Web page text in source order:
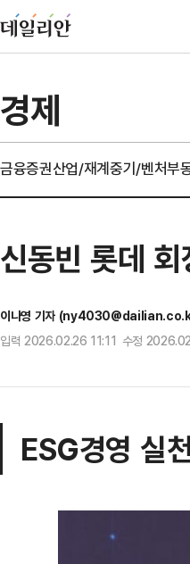
경제
금융증권산업/재계중기/벤처부
신동빈 롯데
이나영 기자
입력 2026.02.26 11:11 수정
ESG경영 실